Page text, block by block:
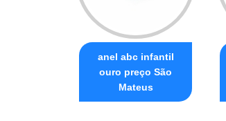
anel abc infantil
ouro preço São
Mateus